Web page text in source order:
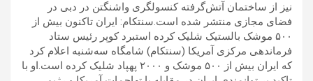
نیز از ساختمان آتش‌گرفته کنسولگری واشنگتن در دبی در
فضای مجازی منتشر شده است.سنتکام: ایران تاکنون بیش از
۵۰۰ موشک بالستیک شلیک کرده استبرد کوپر رئیس ستاد
فرماندهی مرکزی آمریکا (سنتکام) شامگاه سه‌شنبه اعلام کرد
که ایران بیش از ۵۰۰ موشک و ۲۰۰۰ پهپاد شلیک کرده است.او با